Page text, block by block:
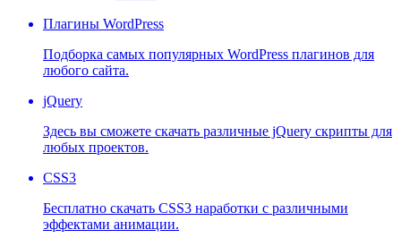
Плагины WordPress
Подборка самых популярных WordPress плагинов для
любого сайта.
jQuery
Здесь вы сможете скачать различные jQuery скрипты для
любых проектов.
CSS3
Бесплатно скачать CSS3 наработки с различными
эффектами анимации.